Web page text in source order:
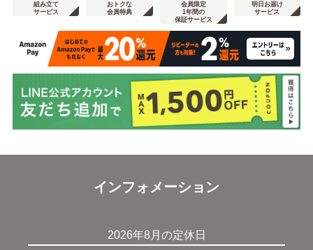
組み立て
サービス
おトクな
会員特典
会員限定
1年間の
保証サービス
明日お届け
サービス
インフォメーション
2026年8月の定休日